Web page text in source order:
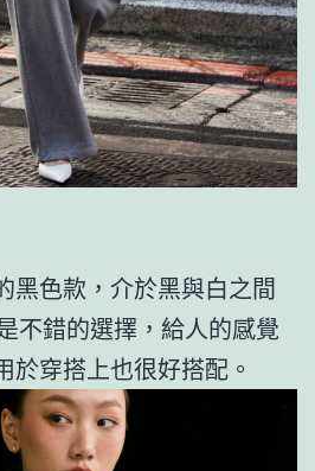
黑色款，介於黑與白之間
不錯的選擇，給人的感覺
於穿搭上也很好搭配。